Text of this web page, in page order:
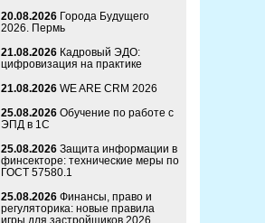
20.08.2026 Города Будущего
2026. Пермь
21.08.2026 Кадровый ЭДО:
цифровизация на практике
21.08.2026 WE ARE CRM 2026
25.08.2026 Обучение по работе с
ЭПД в 1С
25.08.2026 Защита информации в
финсекторе: технические меры по
ГОСТ 57580.1
25.08.2026 Финансы, право и
регуляторика: новые правила